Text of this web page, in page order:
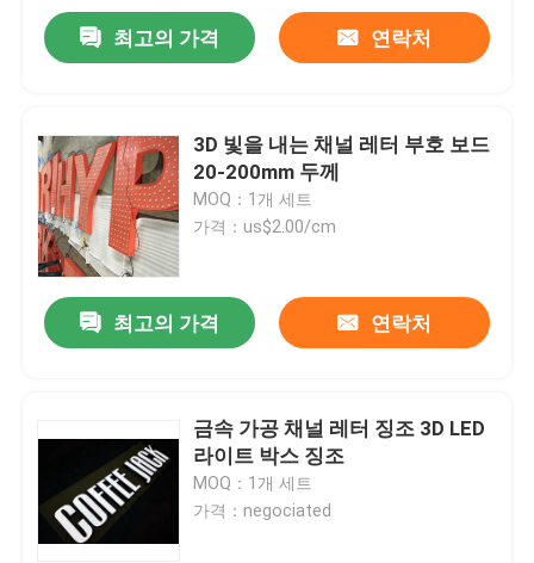
최고의 가격 연락처
3D 빛을 내는 채널 레터 부호 보드
20-200mm 두께
MOQ：1개 세트
가격：us$2.00/cm
최고의 가격 연락처
금속 가공 채널 레터 징조 3D LED
라이트 박스 징조
MOQ：1개 세트
가격：negociated